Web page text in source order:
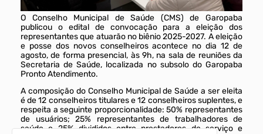
O Conselho Municipal de Saúde (CMS) de Garopaba
publicou o edital de convocação para a eleição dos
representantes que atuarão no biênio 2025-2027. A eleição
e posse dos novos conselheiros acontece no dia 12 de
agosto, de forma presencial, às 9h, na sala de reuniões da
Secretaria de Saúde, localizada no subsolo do Garopaba
Pronto Atendimento.
A composição do Conselho Municipal de Saúde a ser eleita
é de 12 conselheiros titulares e 12 conselheiros suplentes, e
respeita a seguinte proporcionalidade: 50% representantes
de usuários; 25% representantes de trabalhadores de
saúde e 25% divididos entre prestadores de serviço e